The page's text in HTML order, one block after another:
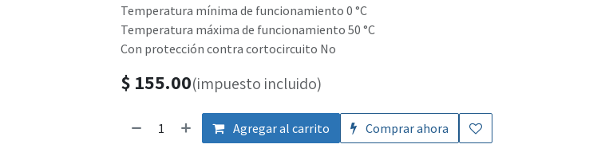
Temperatura mínima de funcionamiento 0 °C
Temperatura máxima de funcionamiento 50 °C
Con protección contra cortocircuito No
$ 155.00(impuesto incluido)
Agregar al carrito Comprar ahora